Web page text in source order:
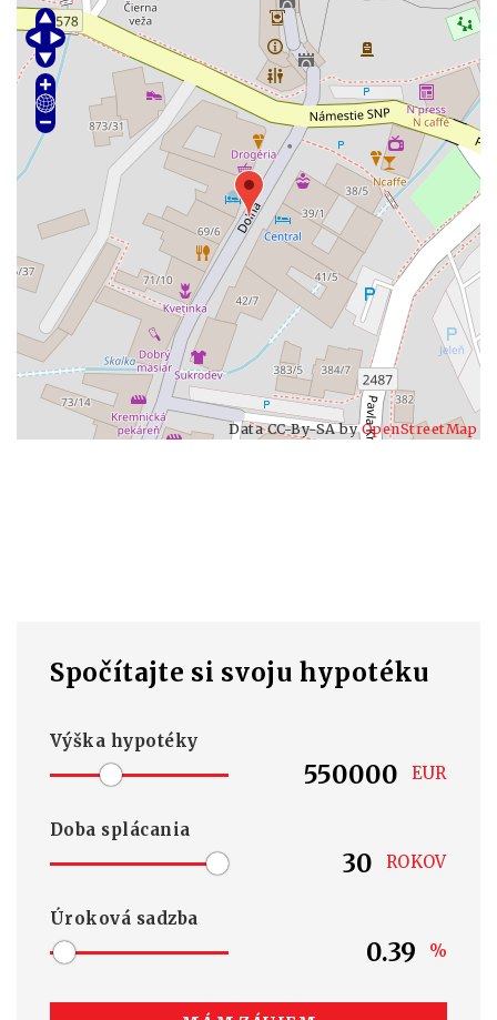
Data CC-By-SA byOpenStreetMap
Spočítajte si svoju hypotéku
Výška hypotéky
EUR
Doba splácania
ROKOV
Úroková sadzba
%